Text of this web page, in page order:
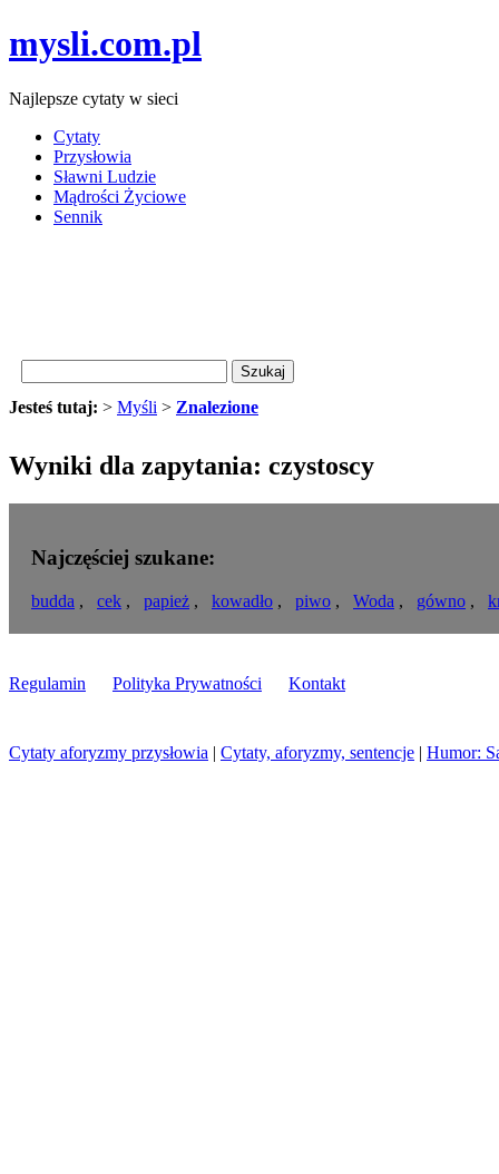
mysli.com.pl
Najlepsze cytaty w sieci
Cytaty
Przysłowia
Sławni Ludzie
Mądrości Życiowe
Sennik
Jesteś tutaj: > Myśli > Znalezione
Wyniki dla zapytania: czystoscy
Najczęściej szukane:
budda , cek , papież , kowadło , piwo , Woda , gówno ,
Regulamin Polityka Prywatności Kontakt
Cytaty aforyzmy przysłowia | Cytaty, aforyzmy, sentencje | Humor: